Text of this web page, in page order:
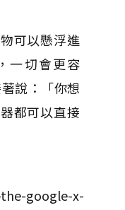
可以懸浮進
一切會更容
說：「你想
都可以直接